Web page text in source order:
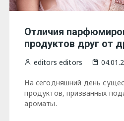
Отличия
продуктов друг от
editors editors
На сегодняшний день
продуктов, призванных
ароматы.